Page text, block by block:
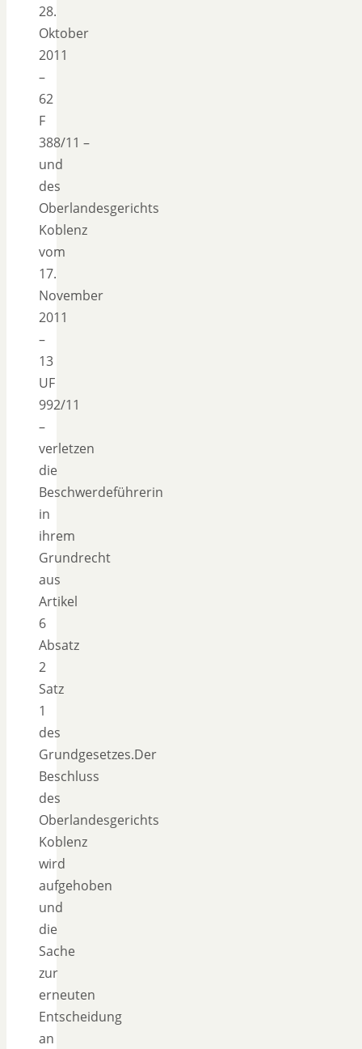
28.
Oktober
2011
–
62
F
388/11 –
und
des
Oberlandesgerichts
Koblenz
vom
17.
November
2011
–
13
UF
992/11
–
verletzen
die
Beschwerdeführerin
in
ihrem
Grundrecht
aus
Artikel
6
Absatz
2
Satz
1
des
Grundgesetzes.Der
Beschluss
des
Oberlandesgerichts
Koblenz
wird
aufgehoben
und
die
Sache
zur
erneuten
Entscheidung
an